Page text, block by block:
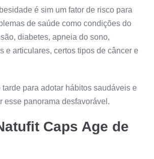
é sim um fator de risco para
de saúde como condições do
diabetes, apneia do sono,
e articulares, certos tipos de câncer e
tarde para adotar hábitos saudáveis e
esse panorama desfavorável.
Caps Age de